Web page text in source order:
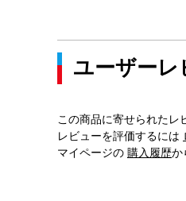
ユーザーレ
この商品に寄せられたレ
レビューを評価するには
マイページの 購入履歴か